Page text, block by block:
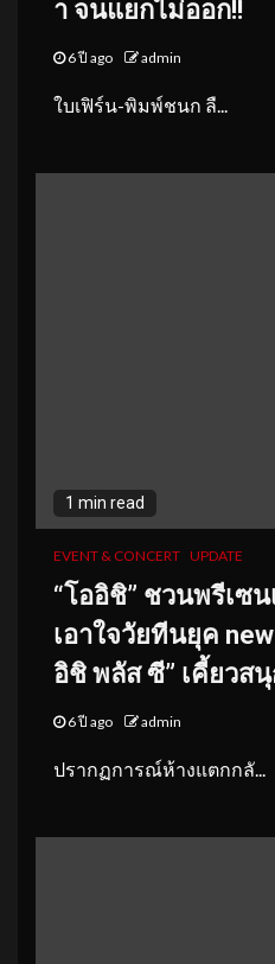
า จนแยกไม่ออก!!
6 ปี ago admin
ใบเฟิร์น-พิมพ์ชนก ลื...
1 min read
EVENT & CONCERT UPDATE
“โออิชิ” ชวนพรีเซน
เอาใจวัยทีนยุค
อิชิ พลัส ซี” เคี้ยวส
6 ปี ago admin
ปรากฏการณ์ห้างแตกกลั...